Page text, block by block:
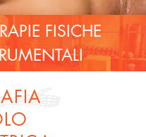
FISICHE